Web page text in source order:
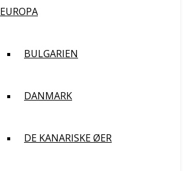
EUROPA
BULGARIEN
DANMARK
DE KANARISKE ØER